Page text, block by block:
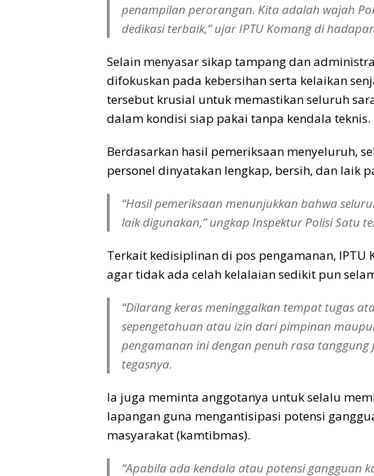
penampilan perorangan. Kita adalah wajah
dedikasi terbaik,” ujar IPTU Komang di
Selain menyasar sikap tampang dan
difokuskan pada kebersihan serta kelaikan
tersebut krusial untuk memastikan seluruh
dalam kondisi siap pakai tanpa kendala teknis.
Berdasarkan hasil pemeriksaan menyeluruh,
personel dinyatakan lengkap, bersih, dan laik
“Hasil pemeriksaan menunjukkan bahwa
laik digunakan,” ungkap Inspektur Polisi Satu
Terkait kedisiplinan di pos pengamanan, IPTU
agar tidak ada celah kelalaian sedikit pun
“Dilarang keras meninggalkan tempat tugas
sepengetahuan atau izin dari pimpinan
pengamanan ini dengan penuh rasa tanggung
tegasnya.
Ia juga meminta anggotanya untuk selalu
lapangan guna mengantisipasi potensi
masyarakat (kamtibmas).
“Apabila ada kendala atau potensi gangguan